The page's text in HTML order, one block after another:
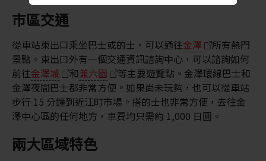
市區交通
從車站東出口乘坐巴士或的士，可以通往金澤
所有熱門
景點。東出口外有一個交通資訊諮詢中心，可以諮詢如何
前往金澤城 和兼六園
等主要遊覽點。金澤環線巴士和
金澤夜間巴士都非常方便。如果尚未玩夠，也可以從車站
步行 15 分鐘到近江町市場。搭的士也非常方便，去往金
澤中心區的任何地方，車費均只需約 1,000 日圓。
兩大區域特色